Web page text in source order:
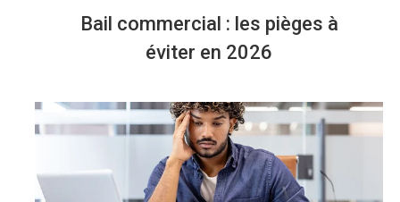
Bail commercial : les pièges à
éviter en 2026